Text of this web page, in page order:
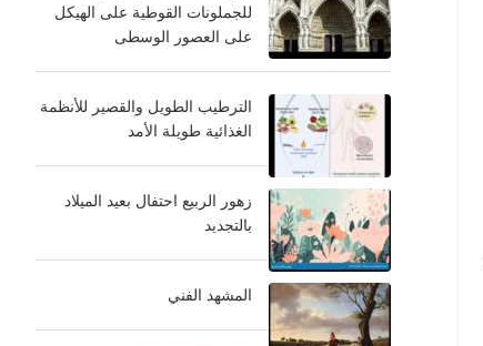
للجملونات القوطية على الهيكل
على العصور الوسطى
الترطيب الطويل والقصير للأنظمة
الغذائية طويلة الأمد
زهور الربيع احتفال بعيد الميلاد
بالتجديد
المشهد الفني